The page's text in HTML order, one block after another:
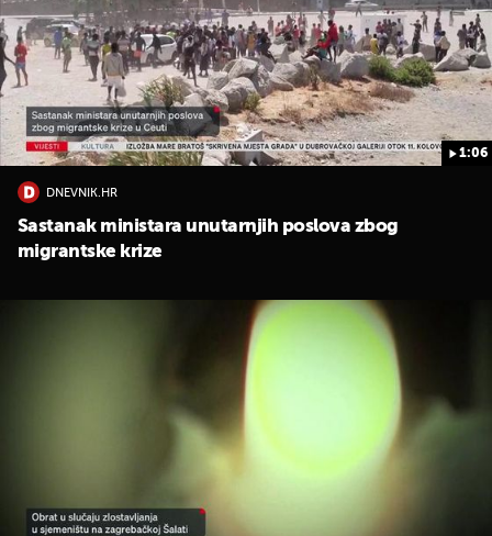
1:06
DNEVNIK.HR
Sastanak ministara unutarnjih poslova zbog
migrantske krize